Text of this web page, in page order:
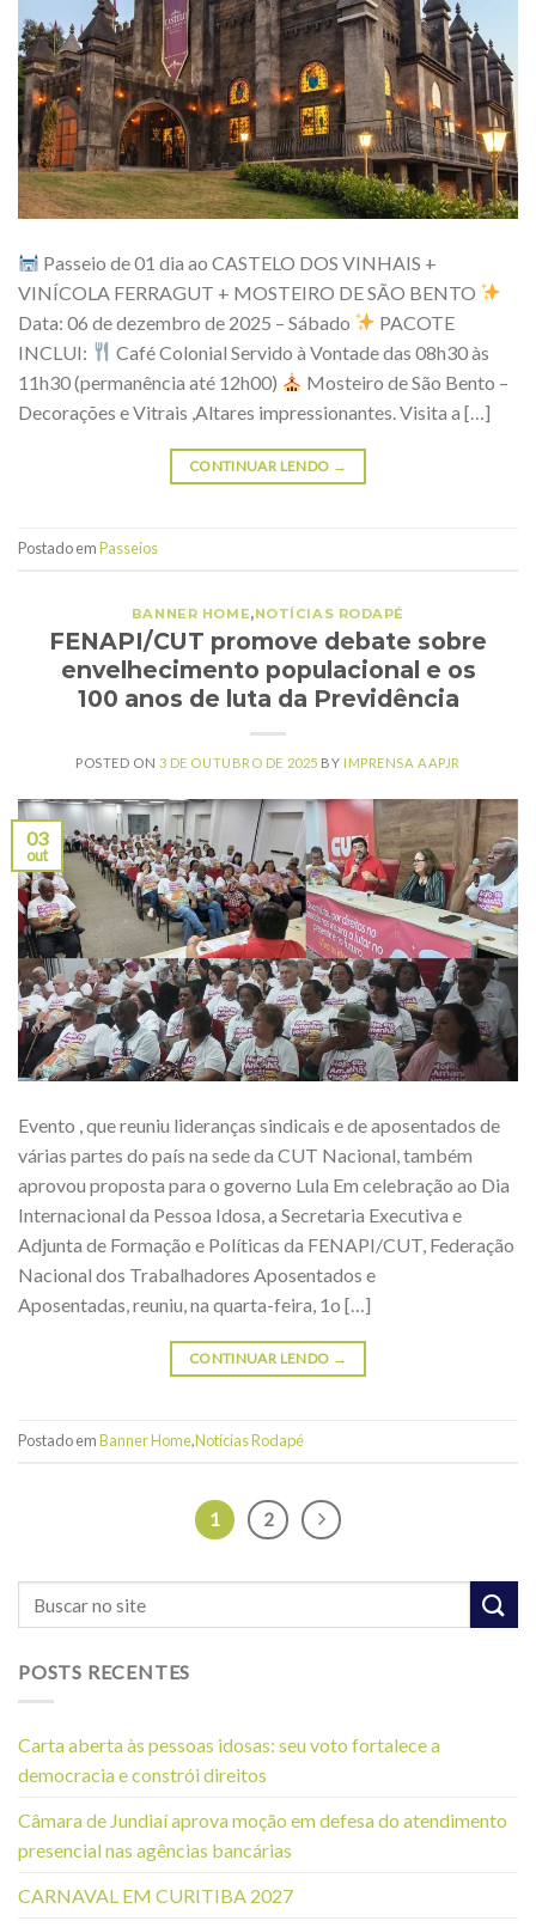
Passeio de 01 dia ao CASTELO DOS VINHAIS +
VINÍCOLA FERRAGUT + MOSTEIRO DE SÃO BENTO
Data: 06 de dezembro de 2025 – Sábado
PACOTE
INCLUI:
Café Colonial Servido à Vontade das 08h30 às
11h30 (permanência até 12h00)
Mosteiro de São Bento –
Decorações e Vitrais ,Altares impressionantes. Visita a […]
CONTINUAR LENDO →
Postado emPasseios
BANNER HOME,NOTÍCIAS RODAPÉ
FENAPI/CUT promove debate sobre
envelhecimento populacional e os
100 anos de luta da Previdência
POSTED ON 3 DE OUTUBRO DE 2025 BY IMPRENSA AAPJR
03
out
Evento , que reuniu lideranças sindicais e de aposentados de
várias partes do país na sede da CUT Nacional, também
aprovou proposta para o governo Lula Em celebração ao Dia
Internacional da Pessoa Idosa, a Secretaria Executiva e
Adjunta de Formação e Políticas da FENAPI/CUT, Federação
Nacional dos Trabalhadores Aposentados e
Aposentadas, reuniu, na quarta-feira, 1o […]
CONTINUAR LENDO →
Postado emBanner Home,Notícias Rodapé
1 2
POSTS RECENTES
Carta aberta às pessoas idosas: seu voto fortalece a
democracia e constrói direitos
Câmara de Jundiaí aprova moção em defesa do atendimento
presencial nas agências bancárias
CARNAVAL EM CURITIBA 2027